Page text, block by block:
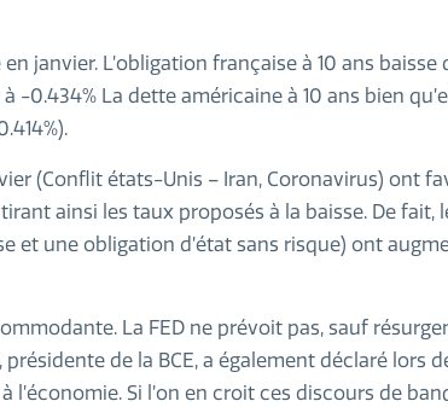
janvier. L’obligation française à 10 ans baisse
-0.434% La dette américaine à 10 ans bien
(Conflit états-Unis – Iran, Coronavirus) ont
ainsi les taux proposés à la baisse. De fait,
et une obligation d’état sans risque) ont
La FED ne prévoit pas, sauf
de la BCE, a également déclaré lors
Si l’on en croit ces discours de